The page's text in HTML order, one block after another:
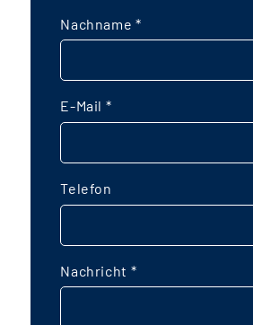
Nachname*
E-Mail *
Telefon
Nachricht *